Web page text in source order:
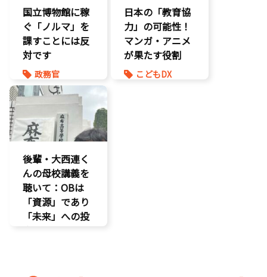
国立博物館に稼
ぐ「ノルマ」を
課すことには反
対です
政務官
知的財産
日本の「教育協
力」の可能性！
マンガ・アニメ
が果たす役割
こどもDX
後輩・大西連く
んの母校講義を
聴いて：OBは
「資源」であり
「未来」への投
資だ